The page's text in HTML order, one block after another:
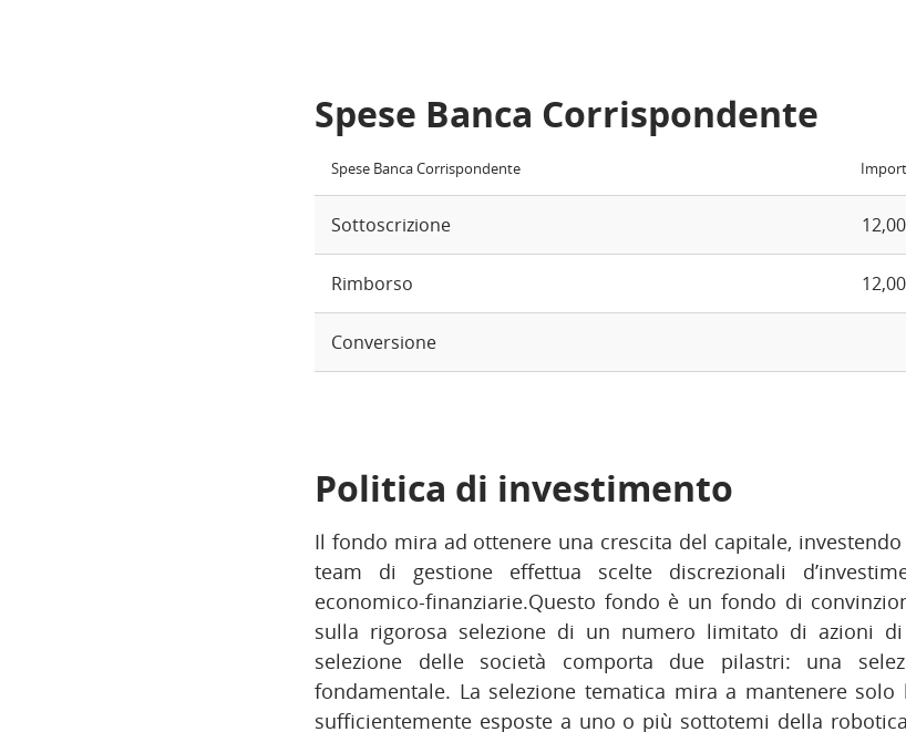
Spese Banca Corrispondente
Spese Banca Corrispondente
Sottoscrizione
Rimborso
Conversione
Politica di investimento
Il fondo mira ad ottenere una crescita del capitale,
team di gestione effettua scelte discrezionali
economico-finanziarie.Questo fondo è un fondo di
sulla rigorosa selezione di un numero limitato di azioni
selezione delle società comporta due pilastri: una
fondamentale. La selezione tematica mira a mantenere
sufficientemente esposte a uno o più sottotemi della